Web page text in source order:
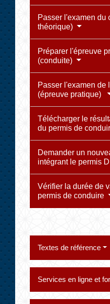
Passer l'examen du
théorique)
Préparer l'épreuve
(conduite)
Passer l'examen de
(épreuve pratique)
Télécharger le
du permis de
Demander un
intégrant le permis D
Vérifier la durée de
permis de conduire
Textes de référence
Services en ligne et